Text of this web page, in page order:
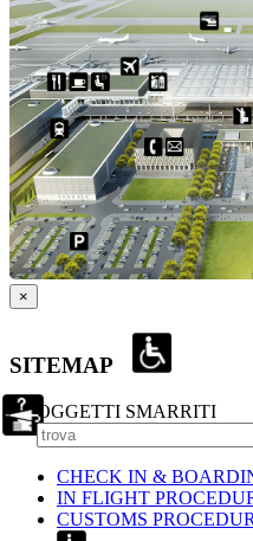
×
SITEMAP
OGGETTI SMARRITI
CHECK IN &
IN FLIGHT
CUSTOMS